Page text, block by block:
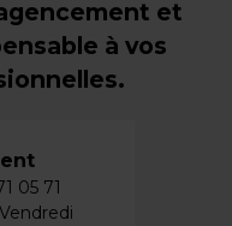
et
à vos
05 71